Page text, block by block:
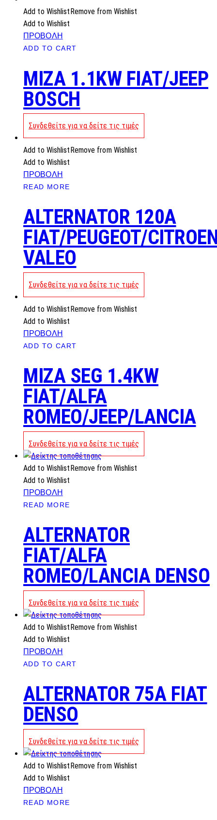
Add to Wishlist Remove from Wishlist
Add to Wishlist
ΠΡΟΒΟΛΗ
ADD TO CART
MIZA 1.1KW FIAT/JEEP
BOSCH
Συνδεθείτε για να δείτε τις τιμές
Add to Wishlist Remove from Wishlist
Add to Wishlist
ΠΡΟΒΟΛΗ
READ MORE
ALTERNATOR 120A
FIAT/PEUGEOT/
VALEO
Συνδεθείτε για να δείτε τις τιμές
Add to Wishlist Remove from Wishlist
Add to Wishlist
ΠΡΟΒΟΛΗ
ADD TO CART
MIZA SEG 1.4KW
FIAT/ALFA
ROMEO/JEEP/LANCIA
Συνδεθείτε για να δείτε τις τιμές
Add to Wishlist Remove from Wishlist
Add to Wishlist
ΠΡΟΒΟΛΗ
READ MORE
ALTERNATOR
FIAT/ALFA
ROMEO/LANCIA DENSO
Συνδεθείτε για να δείτε τις τιμές
Add to WishlistRemove from Wishlist
Add to Wishlist
ΠΡΟΒΟΛΗ
ADD TO CART
ALTERNATOR 75A FIAT
DENSO
Συνδεθείτε για να δείτε τις τιμές
Add to WishlistRemove from Wishlist
Add to Wishlist
ΠΡΟΒΟΛΗ
READ MORE